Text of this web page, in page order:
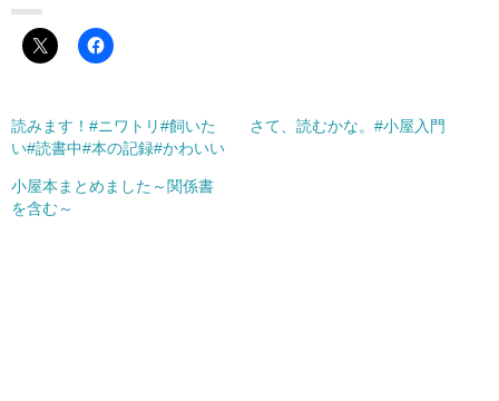
読みます！#ニワトリ#飼いた
い#読書中#本の記録#かわいい
さて、読むかな。#小屋入門
小屋本まとめました～関係書
を含む～